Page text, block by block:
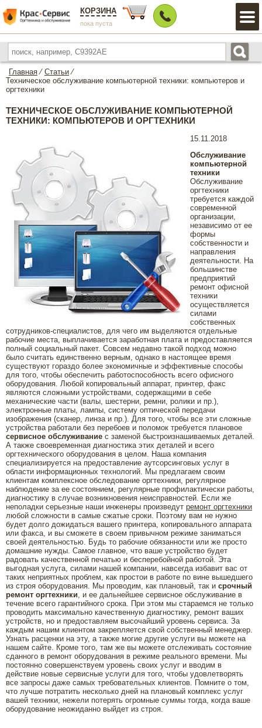
КОРЗИНА
пока пуста
Главная ⁄ Статьи ⁄
Техническое обслуживание компьютерной техники: компьютеров и
оргтехники
ТЕХНИЧЕСКОЕ ОБСЛУЖИВАНИЕ КОМПЬЮТЕРНОЙ
ТЕХНИКИ: КОМПЬЮТЕРОВ И ОРГТЕХНИКИ
15.11.2018
Обслуживание
компьютерной
техники
Обслуживание
оргтехники
требуется каждой
современной
организации,
независимо от ее
формы
собственности и
направления
деятельности. На
большинстве
предприятий
ремонт офисной
техники
осуществляется
силами
собственных
сотрудников-специалистов, для чего им выделяются отдельные
рабочие места, выплачивается заработная плата и предоставляется
полный социальный пакет. Совсем недавно такой подход можно
было считать единственно верным, однако в настоящее время
существуют гораздо более экономичные и эффективные способы
для того, чтобы обеспечить работоспособность всего офисного
оборудования. Любой копировальный аппарат, принтер, факс
являются сложными устройствами, содержащими в себе
механические части (валы, шестерни, ремни, ролики и пр.),
электронные платы, лампы, систему оптической передачи
изображения (сканер, линза и пр.). Для того, чтобы все эти сложные
устройства работали без перебоев и поломок требуется плановое
сервисное обслуживание с заменой быстроизнашиваемых деталей.
А также своевременная диагностика этих деталей и всего
оргтехнического оборудования в целом. Наша компания
специализируется на предоставление аутсорсинговых услуг в
области информационных технологий. Мы предлагаем своим
клиентам комплексное обследование оргтехники, регулярное
наблюдение за ее состоянием, регулярные профилактически работы,
диагностику в случае возникновения неисправностей. Если же
неполадки серьезные наши инженеры произведут ремонт оргтехники
любой сложности в самые сжатые сроки. Поэтому вам не нужно
будет долго дожидаться вашего принтера, копировального аппарата
или факса, и вы сможете в своем привычном режиме заниматься
своей деятельностью. Будь то рабочие обязанности или же просто
домашние нужды. Самое главное, что ваше устройство будет
радовать качественной печатью и бесперебойной работой. Эта
выгодная услуга, силами нашей компании, навсегда избавит вас от
таких неприятных проблем, как простои в работе по вине вышедшего
из строя оборудования. Мы проводим, как плановый, так и срочный
ремонт оргтехники, и ее дальнейшее сервисное обслуживание в
течение всего гарантийного срока. При этом мы стараемся не только
проводить максимально качественную диагностику, ремонт ваших
устройств, но и предоставляем высочайший уровень сервиса. За
каждым нашим клиентом закрепляется свой собственный менеджер.
Узнать расценки на эту, а также могие другие услуги вы можете на
нашем сайте. Кроме того, там же вы можете отслеживать состояние
сданного в ремонт оборудования в режиме реального времени. Мы
постоянно совершенствуем уровень своих услуг и вводим в
действие новые сервисные услуги для того, чтобы удовлетворять
все запросы даже самых требовательных клиентов. Помните о том,
что лучше потратить несколько дней на плановый комплекс услуг
вашей техники, нежели потерять огромные суммы тогда, когда ваше
оборудование неожиданно выйдет из строя.